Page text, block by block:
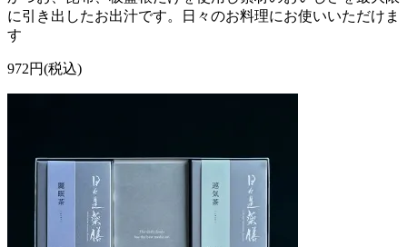
に引き出したお出汁です。日々のお料理にお使いいただけま
す
972円(税込)